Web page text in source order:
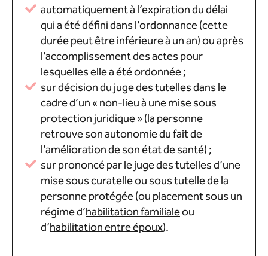
automatiquement à l’expiration du délai
qui a été défini dans l’ordonnance (cette
durée peut être inférieure à un an) ou après
l’accomplissement des actes pour
lesquelles elle a été ordonnée ;
sur décision du juge des tutelles dans le
cadre d’un « non-lieu à une mise sous
protection juridique » (la personne
retrouve son autonomie du fait de
l’amélioration de son état de santé) ;
sur prononcé par le juge des tutelles d’une
mise souscuratelleou soustutellede la
personne protégée (ou placement sous un
régime d’habilitation familialeou
d’habilitation entre époux).